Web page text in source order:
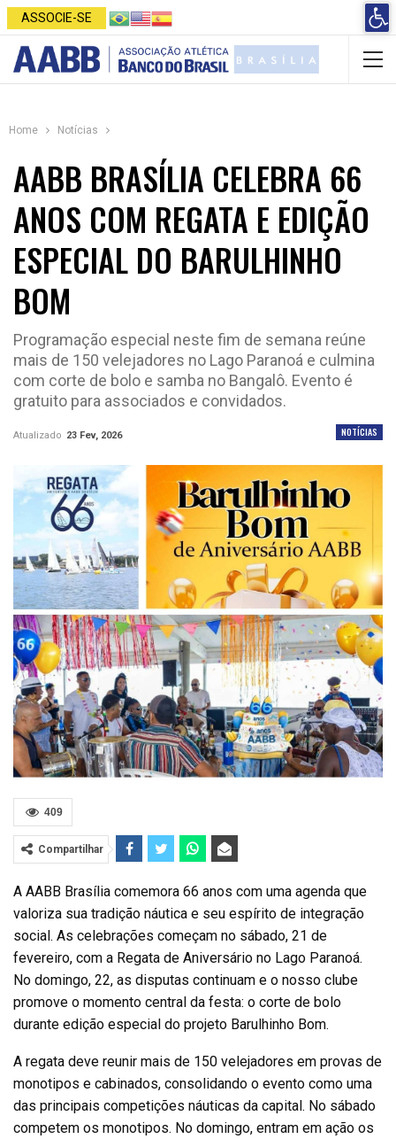
ASSOCIE-SE
Home Notícias
AABB BRASÍLIA CELEBRA 66
ANOS COM REGATA E EDIÇÃO
ESPECIAL DO BARULHINHO
BOM
Programação especial neste fim de semana reúne
mais de 150 velejadores no Lago Paranoá e culmina
com corte de bolo e samba no Bangalô. Evento é
gratuito para associados e convidados.
NOTÍCIAS
Atualizado 23 Fev, 2026
409
Compartilhar
A AABB Brasília comemora 66 anos com uma agenda que
valoriza sua tradição náutica e seu espírito de integração
social. As celebrações começam no sábado, 21 de
fevereiro, com a Regata de Aniversário no Lago Paranoá.
No domingo, 22, as disputas continuam e o nosso clube
promove o momento central da festa: o corte de bolo
durante edição especial do projeto Barulhinho Bom.
A regata deve reunir mais de 150 velejadores em provas de
monotipos e cabinados, consolidando o evento como uma
das principais competições náuticas da capital. No sábado
competem os monotipos. No domingo, entram em ação os